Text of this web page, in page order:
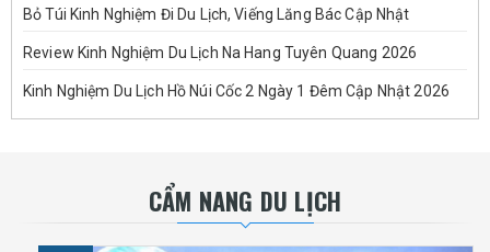
Bỏ Túi Kinh Nghiệm Đi Du Lịch, Viếng Lăng Bác Cập Nhật
Review Kinh Nghiệm Du Lịch Na Hang Tuyên Quang 2026
Kinh Nghiệm Du Lịch Hồ Núi Cốc 2 Ngày 1 Đêm Cập Nhật 2026
CẨM NANG DU LỊCH